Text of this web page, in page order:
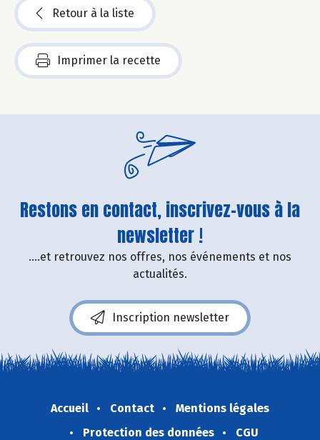
Retour à la liste
Imprimer la recette
Restons en contact, inscrivez-vous à la
newsletter !
....et retrouvez nos offres, nos événements et nos
actualités.
Inscription newsletter
Accueil Contact
Mentions légales
Protection des données
CGU